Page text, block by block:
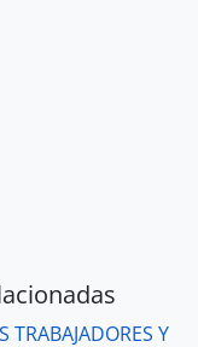
TRABAJADORES Y